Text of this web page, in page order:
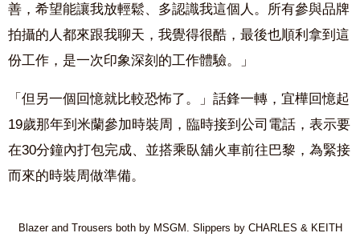
善，希望能讓我放輕鬆、多認識我這個人。所有參與品牌
拍攝的人都來跟我聊天，我覺得很酷，最後也順利拿到這
份工作，是一次印象深刻的工作體驗。」
「但另一個回憶就比較恐怖了。」話鋒一轉，宜樺回憶起
19歲那年到米蘭參加時裝周，臨時接到公司電話，表示要
在30分鐘內打包完成、並搭乘臥舖火車前往巴黎，為緊接
而來的時裝周做準備。
Blazer and Trousers both by MSGM. Slippers by CHARLES & KEITH